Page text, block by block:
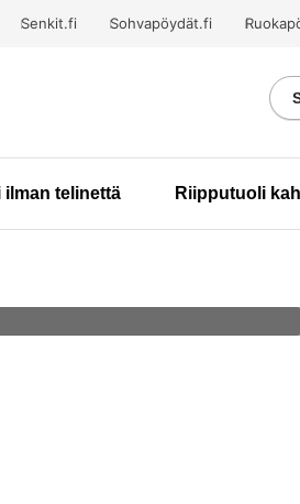
Senkit.fi Sohvapöydät.fi
ilman telinettä Riipputuoli